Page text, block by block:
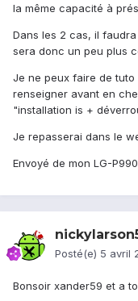
la même capacité à
Dans les 2 cas, il
sera donc un peu plus
Je ne peux faire de tuto
renseigner avant en
"installation is +
Je repasserai dans le
Envoyé de mon LG-
Posté(e) 5 avril
Bonsoir xander59 et a